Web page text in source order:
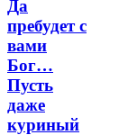
Да
пребудет с
вами
Бог…
Пусть
даже
куриный